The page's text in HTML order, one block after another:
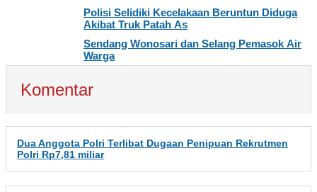
Polisi Selidiki Kecelakaan Beruntun Diduga
Akibat Truk Patah As
Sendang Wonosari dan Selang Pemasok Air
Warga
Komentar
Dua Anggota Polri Terlibat Dugaan Penipuan Rekrutmen
Polri Rp7,81 miliar